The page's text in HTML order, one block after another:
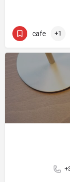
cafe +1